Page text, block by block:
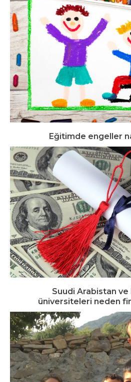
Eğitimde engeller
Suudi Arabistan ve
üniversiteleri neden